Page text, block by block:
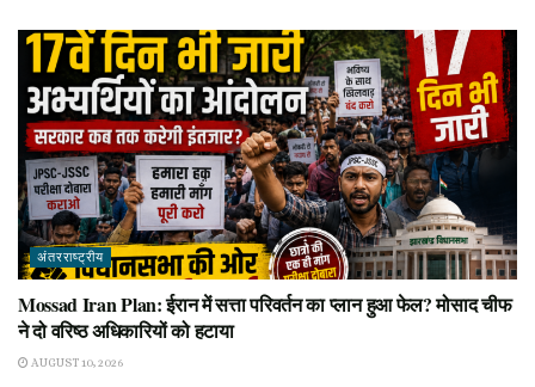
अंतरराष्ट्रीय
Mossad Iran Plan: ईरान में सत्ता परिवर्तन का प्लान हुआ फेल? मोसाद चीफ
ने दो वरिष्ठ अधिकारियों को हटाया
AUGUST 10, 2026